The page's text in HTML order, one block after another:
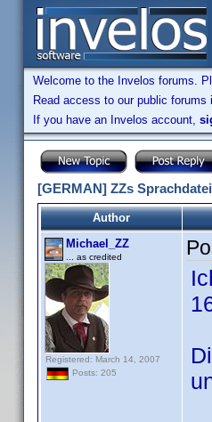
Welcome to the Invelos forums.
Read access to our public
If you have an Invelos account,
[GERMAN] ZZs
Author
Michael_ZZ
... as credited
Registered: March 14, 2007
Posts: 205